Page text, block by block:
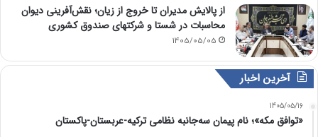
از پالایش مدیران تا خروج از زیان؛ نقش‌آفرینی دیوان
محاسبات در شستا و شرکتهای صندوق کشوری
1405/05/05
آخرین اخبار
1405/05/16
«توافق مکه»؛ نام پیمان سه‌جانبه نظامی ترکیه-عربستان-پاکستان